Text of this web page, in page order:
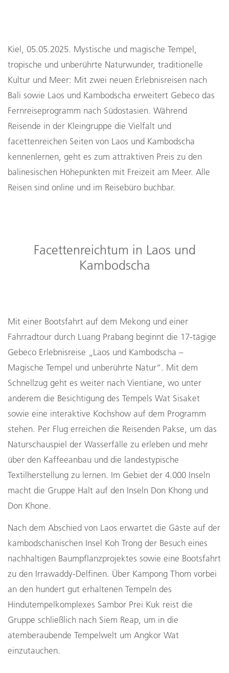
Kiel, 05.05.2025. Mystische und magische Tempel,
tropische und unberührte Naturwunder, traditionelle
Kultur und Meer: Mit zwei neuen Erlebnisreisen nach
Bali sowie Laos und Kambodscha erweitert Gebeco das
Fernreiseprogramm nach Südostasien. Während
Reisende in der Kleingruppe die Vielfalt und
facettenreichen Seiten von Laos und Kambodscha
kennenlernen, geht es zum attraktiven Preis zu den
balinesischen Höhepunkten mit Freizeit am Meer. Alle
Reisen sind online und im Reisebüro buchbar.
Facettenreichtum in Laos und
Kambodscha
Mit einer Bootsfahrt auf dem Mekong und einer
Fahrradtour durch Luang Prabang beginnt die 17-tägige
Gebeco Erlebnisreise „Laos und Kambodscha –
Magische Tempel und unberührte Natur“. Mit dem
Schnellzug geht es weiter nach Vientiane, wo unter
anderem die Besichtigung des Tempels Wat Sisaket
sowie eine interaktive Kochshow auf dem Programm
stehen. Per Flug erreichen die Reisenden Pakse, um das
Naturschauspiel der Wasserfälle zu erleben und mehr
über den Kaffeeanbau und die landestypische
Textilherstellung zu lernen. Im Gebiet der 4.000 Inseln
macht die Gruppe Halt auf den Inseln Don Khong und
Don Khone.
Nach dem Abschied von Laos erwartet die Gäste auf der
kambodschanischen Insel Koh Trong der Besuch eines
nachhaltigen Baumpflanzprojektes sowie eine Bootsfahrt
zu den Irrawaddy-Delfinen. Über Kampong Thom vorbei
an den hundert gut erhaltenen Tempeln des
Hindutempelkomplexes Sambor Prei Kuk reist die
Gruppe schließlich nach Siem Reap, um in die
atemberaubende Tempelwelt um Angkor Wat
einzutauchen.